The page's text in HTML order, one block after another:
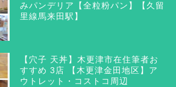
みパンデリア【全粒粉パン】【久留
里線馬来田駅】
【穴子 天丼】木更津市在住筆者お
すすめ 3店 【木更津金田地区】ア
ウトレット・コストコ周辺